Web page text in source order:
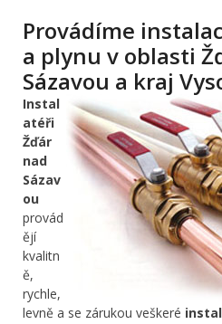
Provádíme
a plynu v oblasti
Sázavou a kraj
Instal
atéři
Žďár
nad
Sázav
ou
provád
ějí
kvalitn
ě,
rychle,
levně a se zárukou veškeré